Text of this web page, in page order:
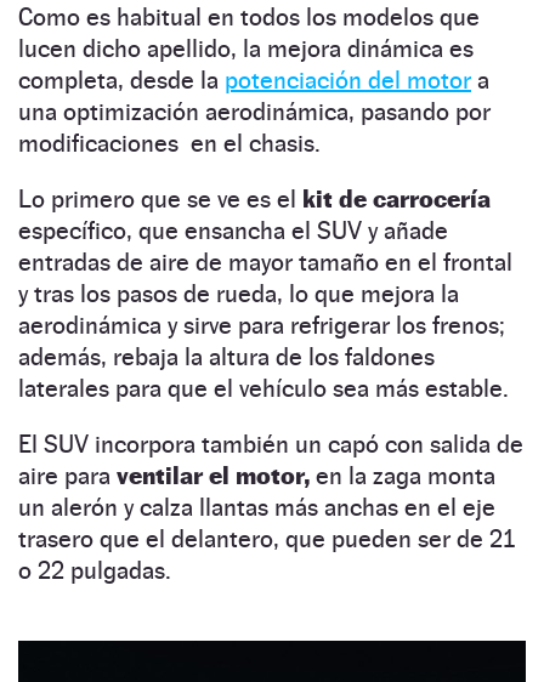
Como es habitual en todos los modelos que
lucen dicho apellido, la mejora dinámica es
completa, desde la potenciación del motor a
una optimización aerodinámica, pasando por
modificaciones en el chasis.
Lo primero que se ve es el kit de carrocería
específico, que ensancha el SUV y añade
entradas de aire de mayor tamaño en el frontal
y tras los pasos de rueda, lo que mejora la
aerodinámica y sirve para refrigerar los frenos;
además, rebaja la altura de los faldones
laterales para que el vehículo sea más estable.
El SUV incorpora también un capó con salida de
aire para ventilar el motor, en la zaga monta
un alerón y calza llantas más anchas en el eje
trasero que el delantero, que pueden ser de 21
o 22 pulgadas.